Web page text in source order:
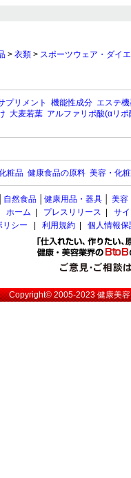
> 衣類 > スポーツウェア・ダイ
プリメント 機能性成分 エステ
大麦若葉 アルファリポ酸(αリポ
粧品 健康食品の原料 美容・化
自然食品 健康用品・器具 美容
ホーム
プレスリリース
サ
リシー
利用規約 個人情報
Copyright© 2005-2023健康美